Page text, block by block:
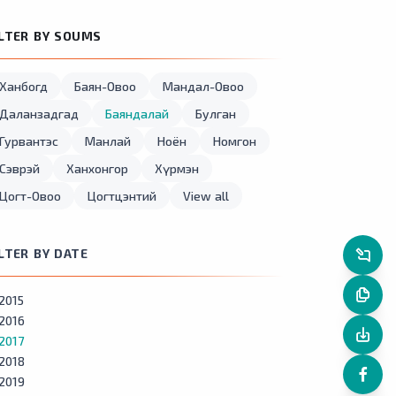
BY SOUMS
Ханбогд Баян-Овоо
Мандал-Овоо
Даланзадгад
Баяндалай
Булган
Гурвантэс
Манлай Ноён
Номгон
Сэврэй
Ханхонгор
Хүрмэн
Цогт-Овоо
Цогтцэнтий View all
BY DATE